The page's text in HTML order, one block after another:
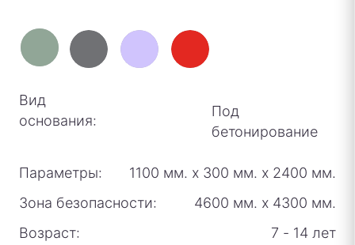
Вид
основания:
Под
бетонирование
Параметры: 1100 мм. х 300 мм. х 2400 мм.
Зона безопасности:
4600 мм. х 4300 мм.
Возраст:
7 - 14 лет